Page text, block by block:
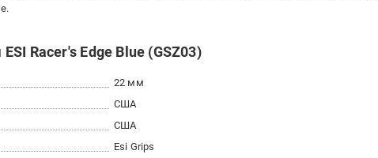
Racer's Edge Blue (GSZ03)
22 мм
США
США
Esi Grips